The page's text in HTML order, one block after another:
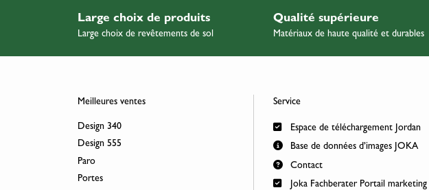
Large choix de produits
Large choix de revêtements de sol
Qualité supérieure
Matériaux de haute qualité et durables
Meilleures ventes
Design 340
Design 555
Paro
Portes
Service
Espace de téléchargement Jordan
Base de données d’images JOKA
Contact
Joka Fachberater Portail marketing